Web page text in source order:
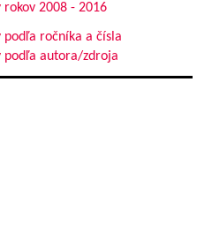
rokov 2008 - 2016
podľa ročníka a čísla
podľa autora/zdroja